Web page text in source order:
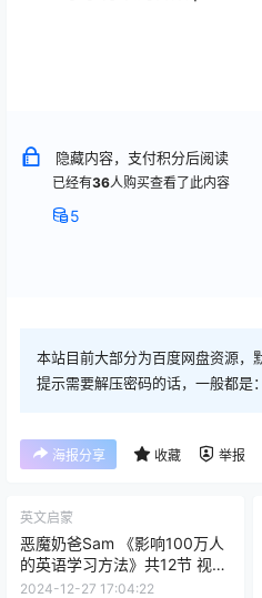
隐藏内容，支付积分后阅读
已经有36人购买查看了此内容
5
本站目前大部分为百度网盘资源，
提示需要解压密码的话，一般都
海报分享 收藏 举报
英文启蒙
恶魔奶爸Sam 《影响100万人
的英语学习方法》共12节 视频
课程
2024-12-27 17:04:22